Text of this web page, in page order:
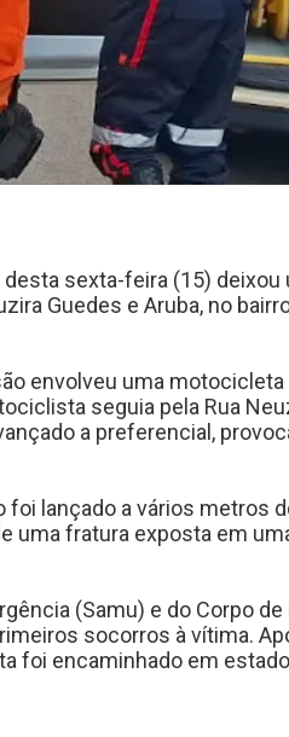
sexta-feira (15)
Guedes e Aruba, no
envolveu uma
seguia pela Rua
a preferencial,
lançado a vários metros
uma fratura exposta em
(Samu) e do Corpo
socorros à vítima.
foi encaminhado em